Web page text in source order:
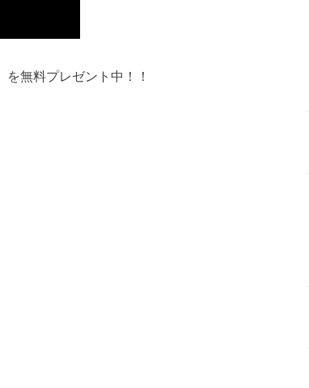
無料プレゼント中！！